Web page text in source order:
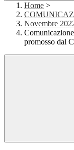
Home >
Novembre
promosso dal